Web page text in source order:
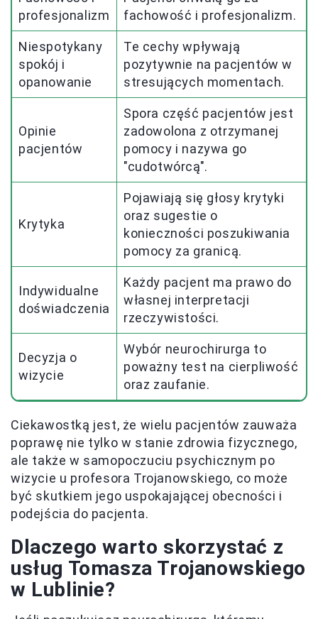
profesjonalizm
fachowość i profesjonalizm.
Niespotykany
spokój i
opanowanie
Te cechy wpływają
pozytywnie na pacjentów w
stresujących momentach.
Opinie
pacjentów
Spora część pacjentów jest
zadowolona z otrzymanej
pomocy i nazywa go
"cudotwórcą".
Krytyka
Pojawiają się głosy krytyki
oraz sugestie o
konieczności poszukiwania
pomocy za granicą.
Indywidualne
doświadczenia
Każdy pacjent ma prawo do
własnej interpretacji
rzeczywistości.
Decyzja o
wizycie
Wybór neurochirurga to
poważny test na cierpliwość
oraz zaufanie.
Ciekawostką jest, że wielu pacjentów zauważa
poprawę nie tylko w stanie zdrowia fizycznego,
ale także w samopoczuciu psychicznym po
wizycie u profesora Trojanowskiego, co może
być skutkiem jego uspokajającej obecności i
podejścia do pacjenta.
Dlaczego warto skorzystać z
usług Tomasza Trojanowskiego
w Lublinie?